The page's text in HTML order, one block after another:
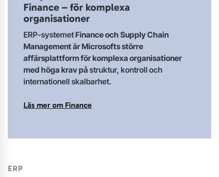
Finance – för komplexa
organisationer
ERP-systemetFinance och Supply Chain
Management är Microsofts större
affärsplattform för komplexa organisationer
med höga krav på struktur, kontroll och
internationell skalbarhet.
Läs mer om Finance
ERP